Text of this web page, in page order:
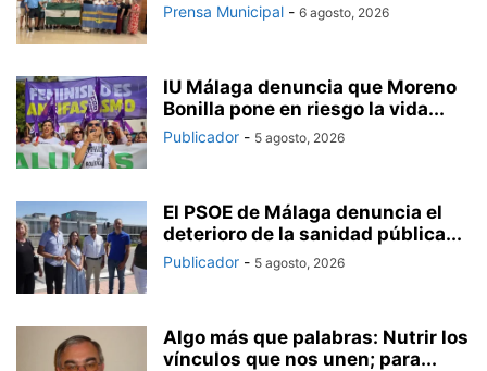
Prensa Municipal - 6 agosto, 2026
IU Málaga denuncia que Moreno
Bonilla pone en riesgo la vida...
Publicador - 5 agosto, 2026
El PSOE de Málaga denuncia el
deterioro de la sanidad pública...
Publicador - 5 agosto, 2026
Algo más que palabras: Nutrir los
vínculos que nos unen; para...